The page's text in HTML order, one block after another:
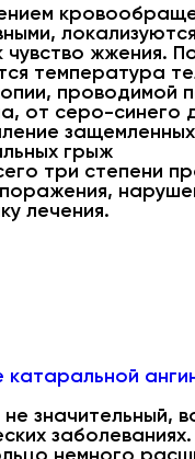
чувство жжения.
температура
проводимой
от серо-синего
грыж
три степени
лечения.
значительный,